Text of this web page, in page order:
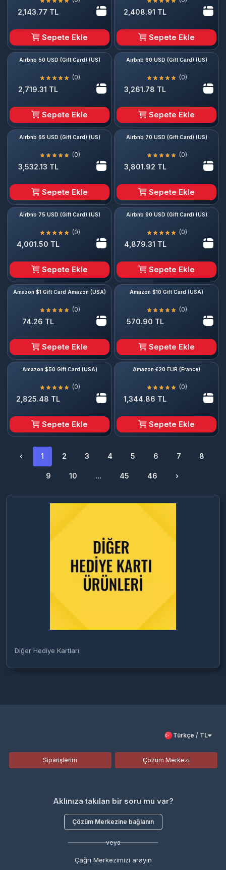
2,143.77 TL
Sepete Ekle
2,408.91 TL
Sepete Ekle
Airbnb 50 USD (Gift Card) (US)
(0)
2,719.31 TL
Sepete Ekle
Airbnb 60 USD (Gift Card) (US)
(0)
3,261.78 TL
Sepete Ekle
Airbnb 65 USD (Gift Card) (US)
(0)
3,532.13 TL
Sepete Ekle
Airbnb 70 USD (Gift Card) (US)
(0)
3,801.92 TL
Sepete Ekle
Airbnb 75 USD (Gift Card) (US)
(0)
4,001.50 TL
Sepete Ekle
Airbnb 90 USD (Gift Card) (US)
(0)
4,879.31 TL
Sepete Ekle
Amazon $1 Gift Card Amazon (USA)
(0)
74.26 TL
Sepete Ekle
Amazon $10 Gift Card (USA)
(0)
570.90 TL
Sepete Ekle
Amazon $50 Gift Card (USA)
(0)
2,825.48 TL
Sepete Ekle
Amazon €20 EUR (France)
(0)
1,344.86 TL
Sepete Ekle
‹ 1 2 3 4 5 6 7 8
9 10 ... 45 46 ›
Diğer Hediye Kartları
Türkçe / TL
Siparişlerim Çözüm Merkezi
Aklınıza takılan bir soru mu var?
Çözüm Merkezine bağlanın
veya
Çağrı Merkezimizi arayın